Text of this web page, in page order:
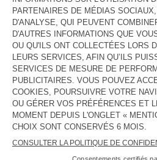
DESCRIPTION
TAILLE ET COUPE
COMPOSITION
ENTRETIEN